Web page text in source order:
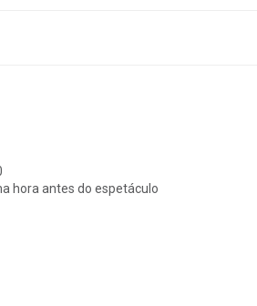
hora antes do espetáculo